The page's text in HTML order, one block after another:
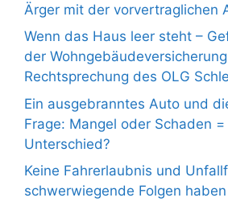
Ärger mit der vorvertraglichen
Wenn das Haus leer steht –
der
Rechtsprechung des OLG
Ein ausgebranntes Auto und
Frage: Mangel oder Schaden =
Unterschied?
Keine Fahrerlaubnis und
schwerwiegende Folgen haben